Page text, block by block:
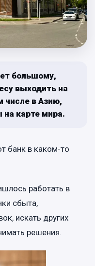
большому,
выходить на
числе в Азию,
на карте мира.
банк в каком-то
работать в
сбыта,
искать других
решения.